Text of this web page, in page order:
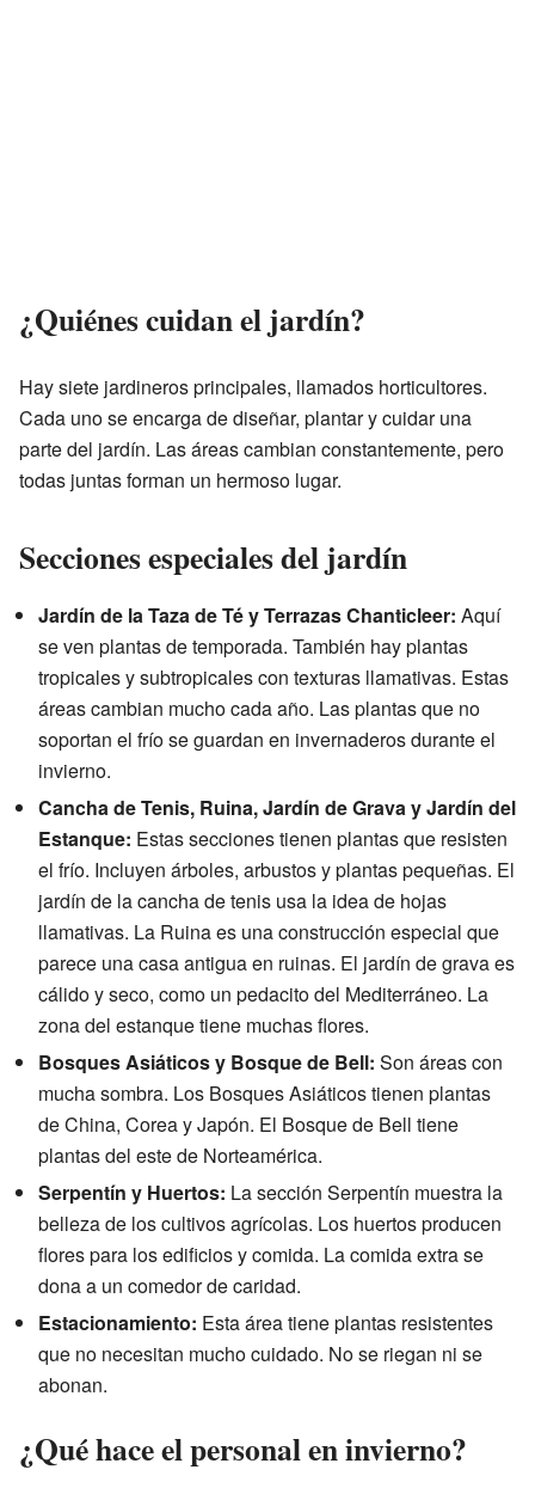
¿Quiénes cuidan el jardín?
Hay siete jardineros principales, llamados horticultores.
Cada uno se encarga de diseñar, plantar y cuidar una
parte del jardín. Las áreas cambian constantemente, pero
todas juntas forman un hermoso lugar.
Secciones especiales del jardín
Jardín de la Taza de Té y Terrazas Chanticleer: Aquí
se ven plantas de temporada. También hay plantas
tropicales y subtropicales con texturas llamativas. Estas
áreas cambian mucho cada año. Las plantas que no
soportan el frío se guardan en invernaderos durante el
invierno.
Cancha de Tenis, Ruina, Jardín de Grava y Jardín del
Estanque: Estas secciones tienen plantas que resisten
el frío. Incluyen árboles, arbustos y plantas pequeñas. El
jardín de la cancha de tenis usa la idea de hojas
llamativas. La Ruina es una construcción especial que
parece una casa antigua en ruinas. El jardín de grava es
cálido y seco, como un pedacito del Mediterráneo. La
zona del estanque tiene muchas flores.
Bosques Asiáticos y Bosque de Bell: Son áreas con
mucha sombra. Los Bosques Asiáticos tienen plantas
de China, Corea y Japón. El Bosque de Bell tiene
plantas del este de Norteamérica.
Serpentín y Huertos: La sección Serpentín muestra la
belleza de los cultivos agrícolas. Los huertos producen
flores para los edificios y comida. La comida extra se
dona a un comedor de caridad.
Estacionamiento: Esta área tiene plantas resistentes
que no necesitan mucho cuidado. No se riegan ni se
abonan.
¿Qué hace el personal en invierno?